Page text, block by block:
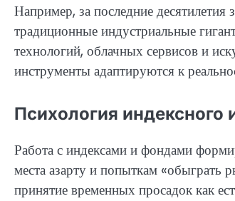
Например, за последние
традиционные индустриальные
технологий, облачных сервисов и
инструменты адаптируются к
Психология индексного
Работа с индексами и фондами
места азарту и попыткам «обыграть
принятие временных просадок как